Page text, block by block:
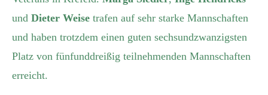
und Dieter Weise trafen auf sehr starke Mannschaften
und haben trotzdem einen guten sechsundzwanzigsten
Platz von fünfunddreißig teilnehmenden Mannschaften
erreicht.